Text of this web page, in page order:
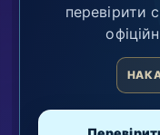
перевірити